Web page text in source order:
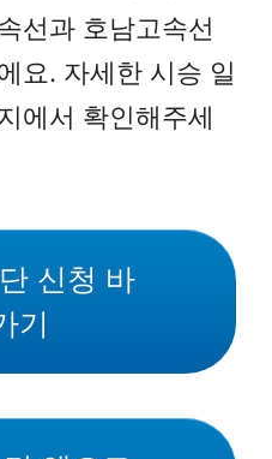
선과 호남고속선
요. 자세한 시승 일
에서 확인해주세
신청 바
기